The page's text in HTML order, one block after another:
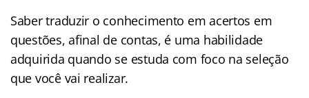
Saber traduzir o conhecimento em acertos em
questões, afinal de contas, é uma habilidade
adquirida quando se estuda com foco na seleção
que você vai realizar.